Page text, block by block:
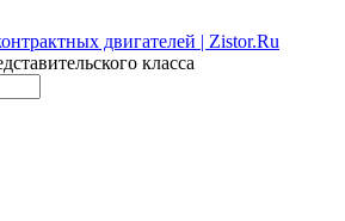
класса